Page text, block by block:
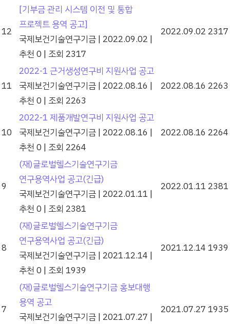
12
[기부금 관리 시스템 이전 및 통합
프로젝트 용역 공고]
국제보건기술연구기금 | 2022.09.02 |
추천 0 | 조회 2317
2022.09.02 2317
11
2022-1 근거생성연구비 지원사업 공고
국제보건기술연구기금 | 2022.08.16 |
추천 0 | 조회 2263
2022.08.16 2263
10
2022-1 제품개발연구비 지원사업 공고
국제보건기술연구기금 | 2022.08.16 |
추천 0 | 조회 2264
2022.08.16 2264
9
(재)글로벌헬스기술연구기금
연구용역사업 공고(긴급)
국제보건기술연구기금 | 2022.01.11 |
추천 0 | 조회 2381
2022.01.11 2381
8
(재)글로벌헬스기술연구기금
연구용역사업 공고(긴급)
국제보건기술연구기금 | 2021.12.14 |
추천 0 | 조회 1939
2021.12.14 1939
7
(재)글로벌헬스기술연구기금 홍보대행
용역 공고
국제보건기술연구기금 | 2021.07.27 |
2021.07.27 1935